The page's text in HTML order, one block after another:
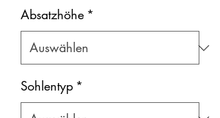
Absatzhöhe *
Sohlentyp *